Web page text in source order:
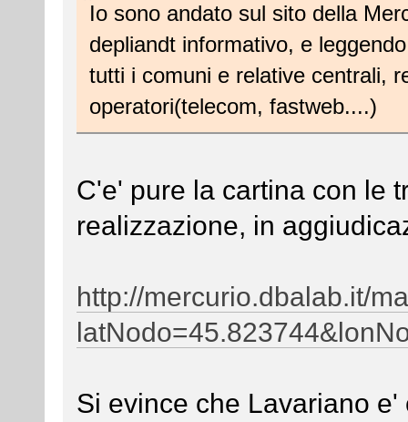
Io sono andato sul sito della
depliandt informativo, e
tutti i comuni e relative centrali,
operatori(telecom, fastweb....)
C'e' pure la cartina con le
realizzazione, in
http://mercurio.dbalab.it/
Si evince che Lavariano